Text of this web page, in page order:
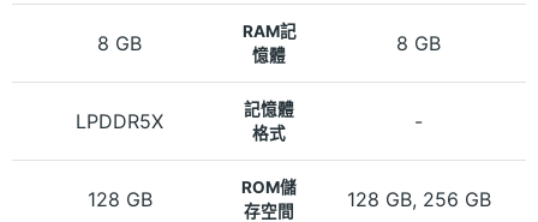
8 GB
RAM記
憶體
8 GB
LPDDR5X
記憶體
格式
-
128 GB
ROM儲
存空間
128 GB, 256 GB